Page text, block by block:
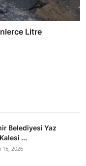
Litre
Belediyesi Yaz
...
16, 2026